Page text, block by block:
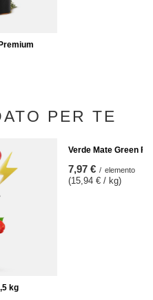
PER TE
kg
Verde Mate Green
7,97 € / elemento
(15,94 € / kg)